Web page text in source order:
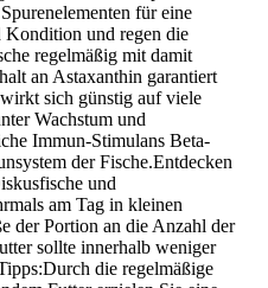
für eine
Kondition und regen die
regelmäßig mit damit
an Astaxanthin garantiert
sich günstig auf viele
Wachstum und
Immun-Stimulans Beta-
der Fische.Entdecken
und
am Tag in kleinen
der Portion an die Anzahl der
sollte innerhalb weniger
die regelmäßige